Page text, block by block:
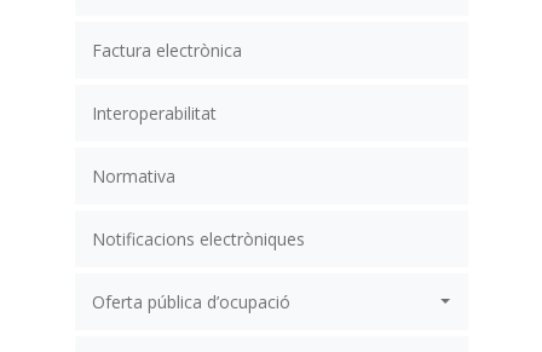
Factura electrònica
Interoperabilitat
Normativa
Notificacions electròniques
Oferta pública d’ocupació